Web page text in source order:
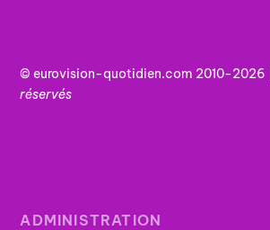
© eurovision-quotidien.com 2010-2026 |
réservés
ADMINISTRATION